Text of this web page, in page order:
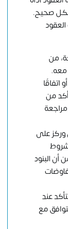
صحيح.
من
معه.
اتفاقًا
من
وركز على
البنود
عند
مع